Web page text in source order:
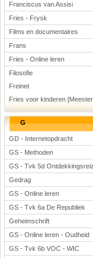
Franciscus van Assisi
Fries - Frysk
Films en documentaires
Frans
Fries - Online leren
Filosofie
Freinet
Fries voor kinderen
G
GD - Internetopdracht
GS - Methoden
GS - Tvk 5d
Gedrag
GS - Online leren
GS - Tvk 6a De Republiek
Geheimschrift
GS - Online leren - Oudheid
GS - Tvk 6b VOC - WIC